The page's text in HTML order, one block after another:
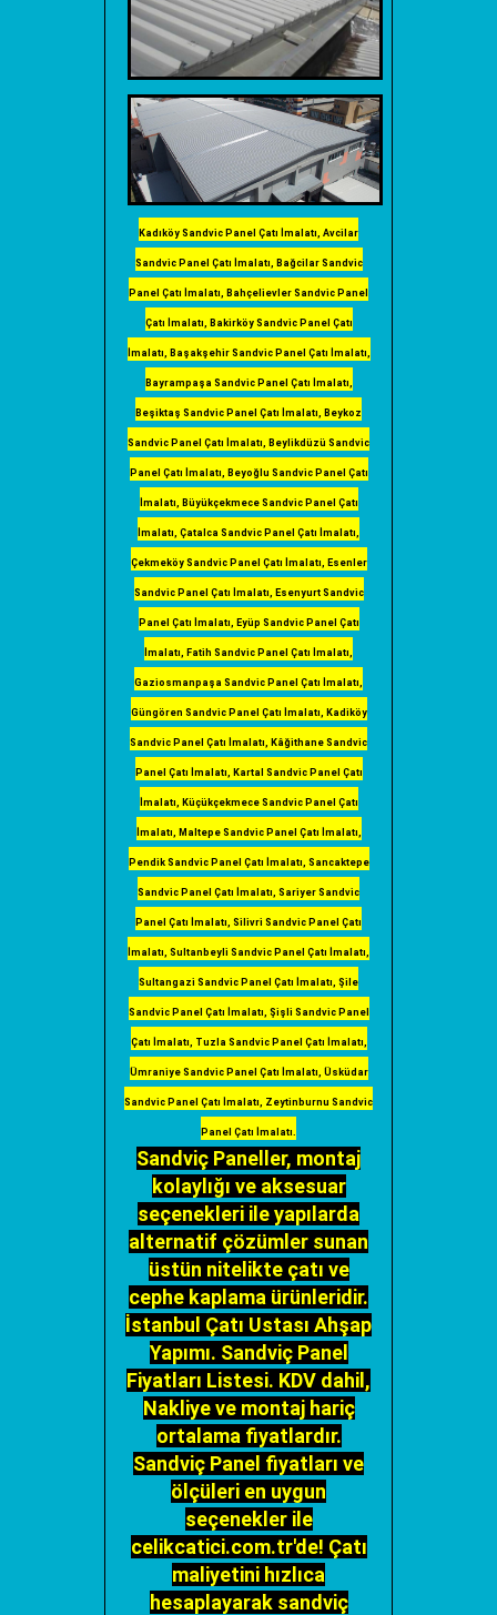
Kadıköy Sandvic Panel Çatı İmalatı, Avcilar
Sandvic Panel Çatı İmalatı, Bağcilar Sandvic
Panel Çatı İmalatı, Bahçelievler Sandvic Panel
Çatı İmalatı, Bakirköy Sandvic Panel Çatı
İmalatı, Başakşehir Sandvic Panel Çatı İmalatı,
Bayrampaşa Sandvic Panel Çatı İmalatı,
Beşiktaş Sandvic Panel Çatı İmalatı, Beykoz
Sandvic Panel Çatı İmalatı, Beylikdüzü Sandvic
Panel Çatı İmalatı, Beyoğlu Sandvic Panel Çatı
İmalatı, Büyükçekmece Sandvic Panel Çatı
İmalatı, Çatalca Sandvic Panel Çatı İmalatı,
Çekmeköy Sandvic Panel Çatı İmalatı, Esenler
Sandvic Panel Çatı İmalatı, Esenyurt Sandvic
Panel Çatı İmalatı, Eyüp Sandvic Panel Çatı
İmalatı, Fatih Sandvic Panel Çatı İmalatı,
Gaziosmanpaşa Sandvic Panel Çatı İmalatı,
Güngören Sandvic Panel Çatı İmalatı, Kadiköy
Sandvic Panel Çatı İmalatı, Kâğithane Sandvic
Panel Çatı İmalatı, Kartal Sandvic Panel Çatı
İmalatı, Küçükçekmece Sandvic Panel Çatı
İmalatı, Maltepe Sandvic Panel Çatı İmalatı,
Pendik Sandvic Panel Çatı İmalatı, Sancaktepe
Sandvic Panel Çatı İmalatı, Sariyer Sandvic
Panel Çatı İmalatı, Silivri Sandvic Panel Çatı
İmalatı, Sultanbeyli Sandvic Panel Çatı İmalatı,
Sultangazi Sandvic Panel Çatı İmalatı, Şile
Sandvic Panel Çatı İmalatı, Şişli Sandvic Panel
Çatı İmalatı, Tuzla Sandvic Panel Çatı İmalatı,
Ümraniye Sandvic Panel Çatı İmalatı, Üsküdar
Sandvic Panel Çatı İmalatı, Zeytinburnu Sandvic
Panel Çatı İmalatı.
Sandviç Paneller, montaj
kolaylığı ve aksesuar
seçenekleri ile yapılarda
alternatif çözümler sunan
üstün nitelikte çatı ve
cephe kaplama ürünleridir.
İstanbul Çatı Ustası Ahşap
Yapımı. Sandviç Panel
Fiyatları Listesi. KDV dahil,
Nakliye ve montaj hariç
ortalama fiyatlardır.
Sandviç Panel fiyatları ve
ölçüleri en uygun
seçenekler ile
celikcatici.com.tr'de! Çatı
maliyetini hızlıca
hesaplayarak sandviç